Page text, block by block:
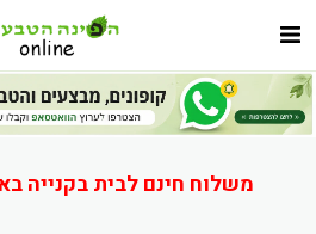
משלוח חינם לבית בקנייה באתר